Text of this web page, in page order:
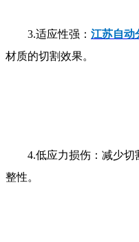
3.适应性强： 江苏自动
材质的切割效果。
4.低应力损伤：减少切
整性。